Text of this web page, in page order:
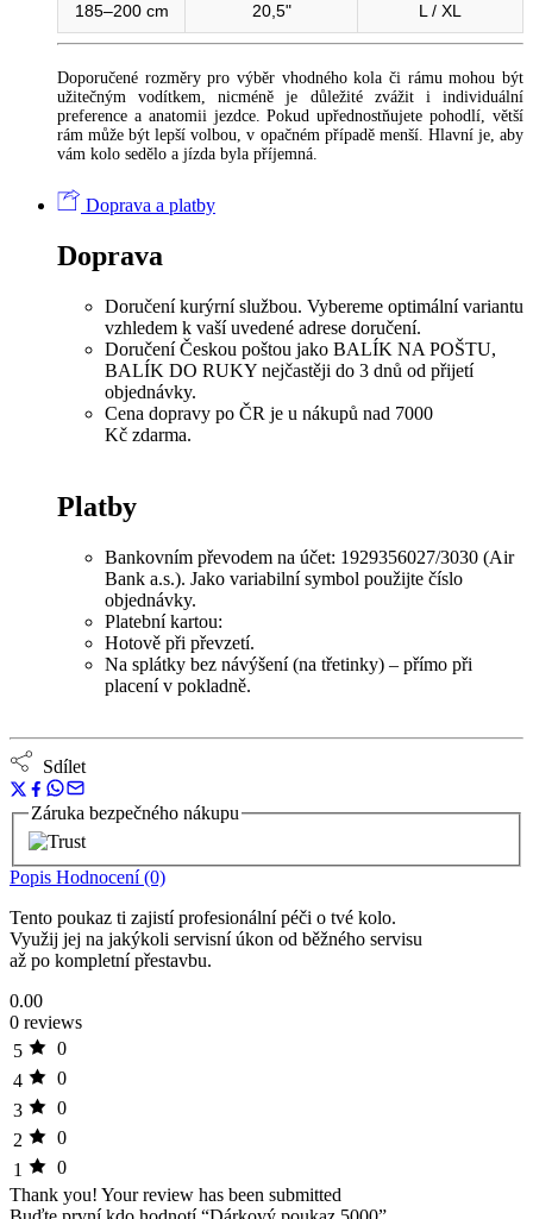
185–200 cm 20,5" L / XL
Doporučené rozměry pro výběr vhodného kola či rámu mohou být
užitečným vodítkem, nicméně je důležité zvážit i individuální
preference a anatomii jezdce. Pokud upřednostňujete pohodlí, větší
rám může být lepší volbou, v opačném případě menší. Hlavní je, aby
vám kolo sedělo a jízda byla příjemná.
Doprava a platby
Doprava
Doručení kurýrní službou. Vybereme optimální variantu
vzhledem k vaší uvedené adrese doručení.
Doručení Českou poštou jako BALÍK NA POŠTU,
BALÍK DO RUKY nejčastěji do 3 dnů od přijetí
objednávky.
Cena dopravy po ČR je u nákupů nad 7000
Kč zdarma.
Platby
Bankovním převodem na účet: 1929356027/3030 (Air
Bank a.s.). Jako variabilní symbol použijte číslo
objednávky.
Platební kartou:
Hotově při převzetí.
Na splátky bez návýšení (na třetinky) – přímo při
placení v pokladně.
Sdílet
Záruka bezpečného nákupu
Popis Hodnocení (0)
Tento poukaz ti zajistí profesionální péči o tvé kolo.
Využij jej na jakýkoli servisní úkon od běžného servisu
až po kompletní přestavbu.
0.00
0 reviews
5
0
4
0
3
0
2
0
1
0
Thank you! Your review has been submitted